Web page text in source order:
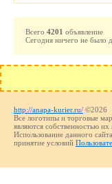
Всего 4201 объявление
Сегодня ничего не было
http://anapa-kurier.ru/ ©2026
Все логотипы и торговые
являются собственностью их
Использование данного
принятие условий